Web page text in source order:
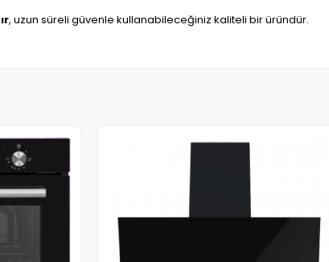
, uzun süreli güvenle kullanabileceğiniz kaliteli bir üründür.